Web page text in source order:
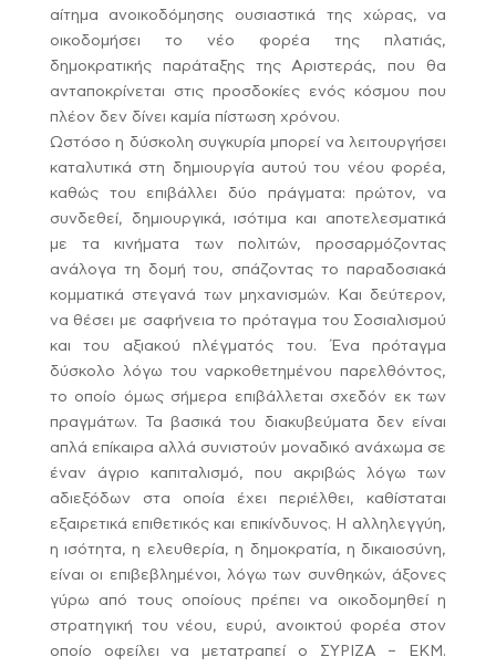
αίτημα ανοικοδόμησης ουσιαστικά της χώρας, να
οικοδομήσει το νέο φορέα της πλατιάς,
δημοκρατικής παράταξης της Αριστεράς, που θα
ανταποκρίνεται στις προσδοκίες ενός κόσμου που
πλέον δεν δίνει καμία πίστωση χρόνου.
Ωστόσο η δύσκολη συγκυρία μπορεί να λειτουργήσει
καταλυτικά στη δημιουργία αυτού του νέου φορέα,
καθώς του επιβάλλει δύο πράγματα: πρώτον, να
συνδεθεί, δημιουργικά, ισότιμα και αποτελεσματικά
με τα κινήματα των πολιτών, προσαρμόζοντας
ανάλογα τη δομή του, σπάζοντας το παραδοσιακά
κομματικά στεγανά των μηχανισμών. Και δεύτερον,
να θέσει με σαφήνεια το πρόταγμα του Σοσιαλισμού
και του αξιακού πλέγματός του. Ένα πρόταγμα
δύσκολο λόγω του ναρκοθετημένου παρελθόντος,
το οποίο όμως σήμερα επιβάλλεται σχεδόν εκ των
πραγμάτων. Τα βασικά του διακυβεύματα δεν είναι
απλά επίκαιρα αλλά συνιστούν μοναδικό ανάχωμα σε
έναν άγριο καπιταλισμό, που ακριβώς λόγω των
αδιεξόδων στα οποία έχει περιέλθει, καθίσταται
εξαιρετικά επιθετικός και επικίνδυνος. Η αλληλεγγύη,
η ισότητα, η ελευθερία, η δημοκρατία, η δικαιοσύνη,
είναι οι επιβεβλημένοι, λόγω των συνθηκών, άξονες
γύρω από τους οποίους πρέπει να οικοδομηθεί η
στρατηγική του νέου, ευρύ, ανοικτού φορέα στον
οποίο οφείλει να μετατραπεί ο ΣΥΡΙΖΑ – ΕΚΜ.